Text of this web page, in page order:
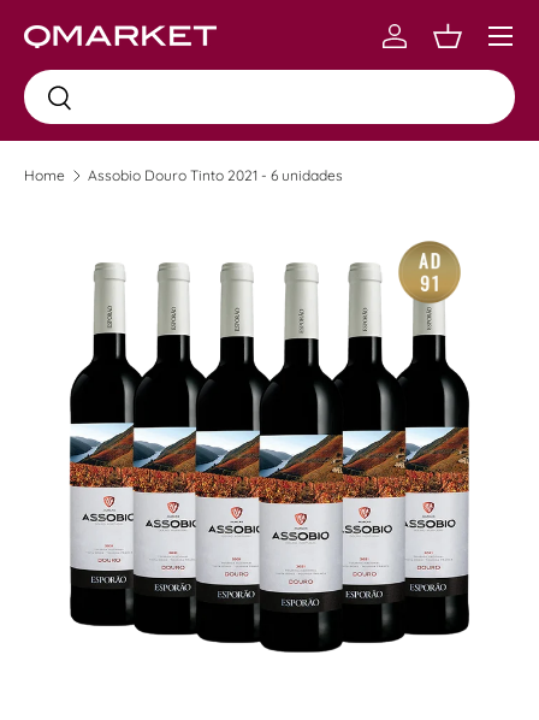
Skip to content
Busca
Busca
Log inCarrinho
Menu
Home Assobio Douro Tinto 2021 - 6 unidades